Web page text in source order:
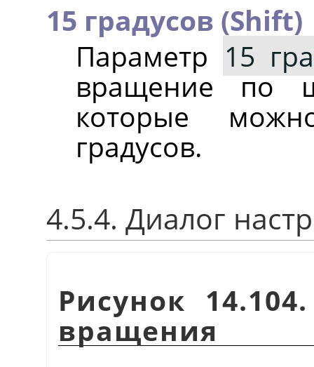
15 градусов (Shift)
Параметр 15
вращение по
которые
градусов.
4.5.4. Диалог
Рисунок
вращения